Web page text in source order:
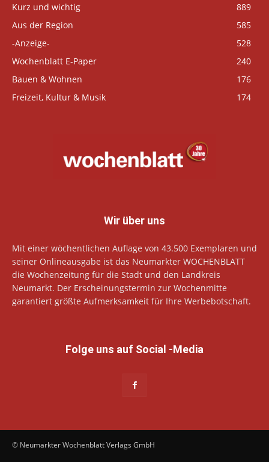
Kurz und wichtig
889
Aus der Region
585
-Anzeige-
528
Wochenblatt E-Paper
240
Bauen & Wohnen
176
Freizeit, Kultur & Musik
174
Wir über uns
Mit einer wöchentlichen Auflage von 43.500 Exemplaren und
seiner Onlineausgabe ist das Neumarkter WOCHENBLATT
die Wochenzeitung für die Stadt und den Landkreis
Neumarkt. Der Erscheinungstermin zur Wochenmitte
garantiert größte Aufmerksamkeit für Ihre Werbebotschaft.
Folge uns auf Social -Media
© Neumarkter Wochenblatt Verlags GmbH